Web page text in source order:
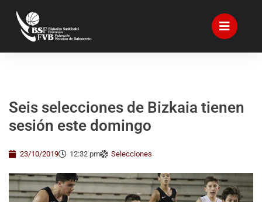
Seis selecciones de Bizkaia tienen
sesión este domingo
23/10/2019 12:32 pm Selecciones